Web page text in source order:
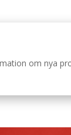
om nya